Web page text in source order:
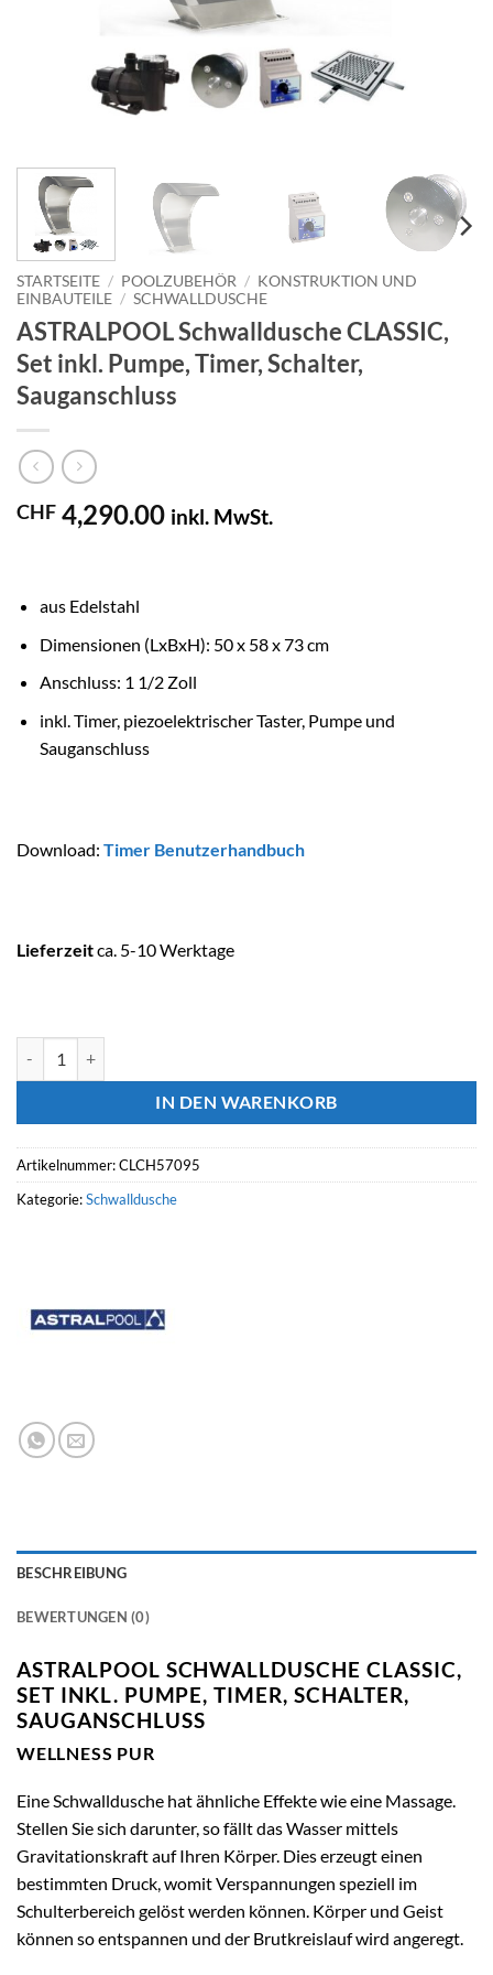
STARTSEITE / POOLZUBEHÖR / KONSTRUKTION UND
EINBAUTEILE / SCHWALLDUSCHE
ASTRALPOOL Schwalldusche CLASSIC,
Set inkl. Pumpe, Timer, Schalter,
Sauganschluss
CHF 4,290.00 inkl. MwSt.
aus Edelstahl
Dimensionen (LxBxH): 50 x 58 x 73 cm
Anschluss: 1 1/2 Zoll
inkl. Timer, piezoelektrischer Taster, Pumpe und
Sauganschluss
Download: Timer Benutzerhandbuch
Lieferzeitca. 5-10 Werktage
IN DEN WARENKORB
Artikelnummer:CLCH57095
Kategorie:Schwalldusche
BESCHREIBUNG
BEWERTUNGEN (0)
ASTRALPOOL SCHWALLDUSCHE CLASSIC,
SET INKL. PUMPE, TIMER, SCHALTER,
SAUGANSCHLUSS
WELLNESS PUR
Eine Schwalldusche hat ähnliche Effekte wie eine Massage.
Stellen Sie sich darunter, so fällt das Wasser mittels
Gravitationskraft auf Ihren Körper. Dies erzeugt einen
bestimmten Druck, womit Verspannungen speziell im
Schulterbereich gelöst werden können. Körper und Geist
können so entspannen und der Brutkreislauf wird angeregt.